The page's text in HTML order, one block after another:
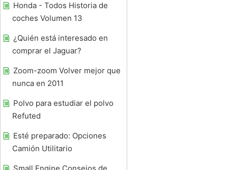
Honda - Todos Historia de
coches Volumen 13
¿Quién está interesado en
comprar el Jaguar?
Zoom-zoom Volver mejor que
nunca en 2011
Polvo para estudiar el polvo
Refuted
Esté preparado: Opciones
Camión Utilitario